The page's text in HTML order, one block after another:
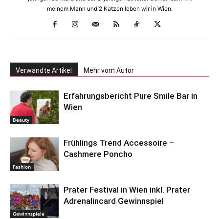
meinem Mann und 2 Katzen leben wir in Wien.
Verwandte Artikel Mehr vom Autor
Beauty
Erfahrungsbericht Pure Smile Bar in
Wien
Fashion
Frühlings Trend Accessoire –
Cashmere Poncho
Gewinnspiele
Prater Festival in Wien inkl. Prater
Adrenalincard Gewinnspiel